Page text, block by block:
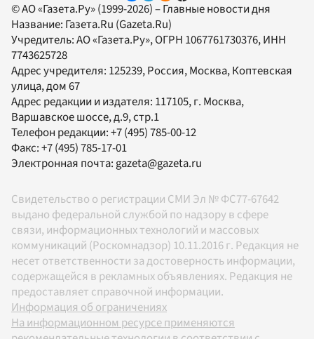
© АО «Газета.Ру» (1999-2026) – Главные новости дня
Название: Газета.Ru (Gazeta.Ru)
Учредитель:АО «Газета.Ру», ОГРН 1067761730376, ИНН
7743625728
Адрес учредителя: 125239, Россия, Москва, Коптевская
улица, дом 67
Адрес редакции и издателя: 117105, г. Москва,
Варшавское шоссе, д.9, стр.1
Телефон редакции:+7 (495) 785-00-12
Факс:+7 (495) 785-17-01
Электронная почта:gazeta@gazeta.ru
Свидетельство о регистрации СМИ Эл № ФС77-67642
выдано федеральной службой по надзору в сфере
связи, информационных технологий и массовых
коммуникаций (Роскомнадзор) 10.11.2016 г. Редакция не
несет ответственности за достоверность информации,
содержащейся в рекламных объявлениях. Редакция не
предоставляет справочной информации.
Информация об ограничениях
На информационном ресурсе применяются